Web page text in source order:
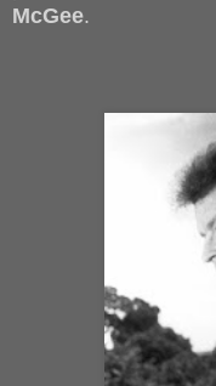
McGee.